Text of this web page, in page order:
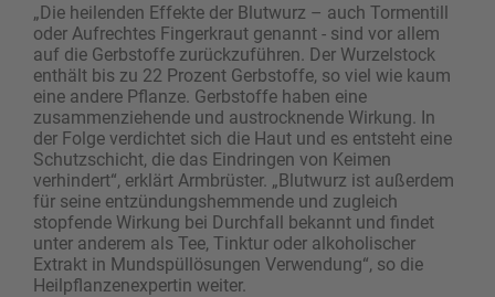
„Die heilenden Effekte der Blutwurz – auch Tormentill
oder Aufrechtes Fingerkraut genannt - sind vor allem
auf die Gerbstoffe zurückzuführen. Der Wurzelstock
enthält bis zu 22 Prozent Gerbstoffe, so viel wie kaum
eine andere Pflanze. Gerbstoffe haben eine
zusammenziehende und austrocknende Wirkung. In
der Folge verdichtet sich die Haut und es entsteht eine
Schutzschicht, die das Eindringen von Keimen
verhindert“, erklärt Armbrüster. „Blutwurz ist außerdem
für seine entzündungshemmende und zugleich
stopfende Wirkung bei Durchfall bekannt und findet
unter anderem als Tee, Tinktur oder alkoholischer
Extrakt in Mundspüllösungen Verwendung“, so die
Heilpflanzenexpertin weiter.